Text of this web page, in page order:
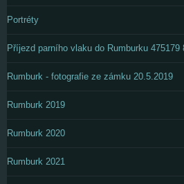
Portréty
Příjezd parního vlaku do Rumburku 475179
Rumburk - fotografie ze zámku 20.5.2019
Rumburk 2019
Rumburk 2020
Rumburk 2021